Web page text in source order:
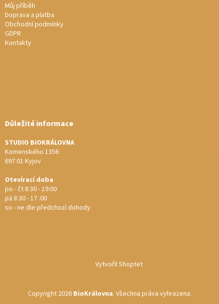
Můj příběh
Doprava a platba
Obchodní podmínky
GDPR
Kontakty
Důležité informace
STUDIO BIOKRÁLOVNA
Komenského 1356
697 01 Kyjov
Otevírací doba
po - čt 8:30 - 19:00
pá 8:30 - 17 :00
so - ne dle předchozí dohody
Vytvořil Shoptet
Copyright 2026 BioKrálovna. Všechna práva vyhrazena.